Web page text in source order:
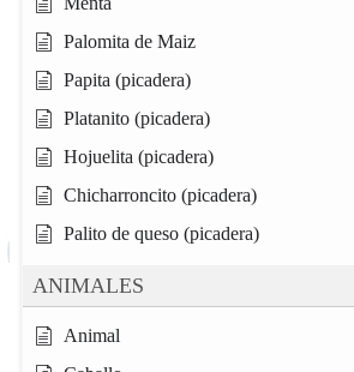
Palomita de Maiz
Papita (picadera)
Platanito (picadera)
Hojuelita (picadera)
Chicharroncito (picadera)
Palito de queso (picadera)
ANIMALES
Animal